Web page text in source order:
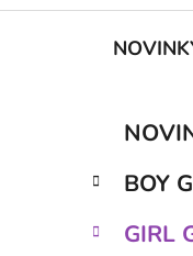
č
ý
Preskočiť
kategórie
e
ó
BOY
GIRL